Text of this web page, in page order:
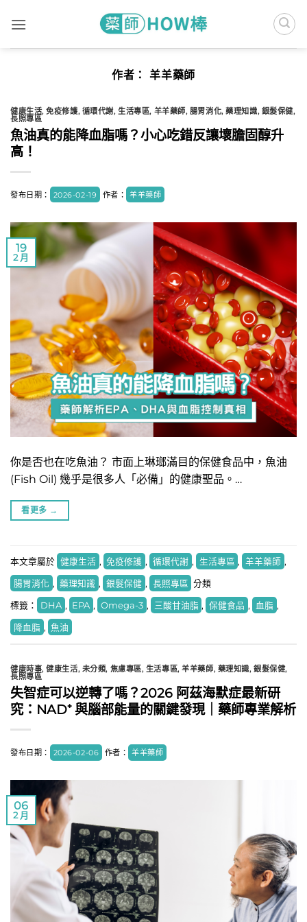
作者： 羊羊藥師
健康生活,免疫修護, 循環代謝,生活專區, 羊羊藥師, 腸胃消化,藥理知識, 銀髮保健,
長照專區
魚油真的能降血脂嗎？小心吃錯反讓壞膽固醇升
高！
發布日期： 2026-02-19 作者： 羊羊藥師
19
2 月
​你是否也在吃魚油？ 市面上琳瑯滿目的保健食品中，魚油
(Fish Oil) 幾乎是很多人「必備」的健康聖品。…
看更多 →
本文章屬於 健康生活 , 免疫修護 , 循環代謝 , 生活專區 , 羊羊藥師 ,
腸胃消化 , 藥理知識 , 銀髮保健 , 長照專區 分類
標籤： DHA , EPA , Omega-3 , 三酸甘油脂 , 保健食品 , 血脂 ,
降血脂 , 魚油
健康時事,健康生活, 未分類, 焦慮專區, 生活專區,羊羊藥師, 藥理知識,銀髮保健,
長照專區
失智症可以逆轉了嗎？2026 阿茲海默症最新研
究：NAD⁺ 與腦部能量的關鍵發現｜藥師專業解析
發布日期： 2026-02-06 作者： 羊羊藥師
06
2 月